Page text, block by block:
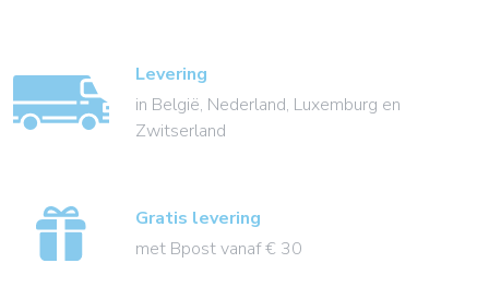
Levering
in België, Nederland, Luxemburg en
Zwitserland
Gratis levering
met Bpost vanaf € 30